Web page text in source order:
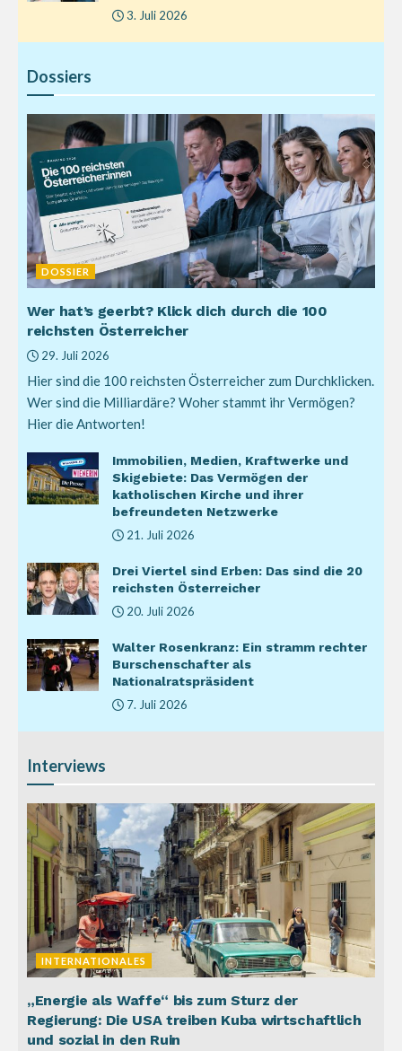
3. Juli 2026
Dossiers
DOSSIER
Wer hat’s geerbt? Klick dich durch die 100
reichsten Österreicher
29. Juli 2026
Hier sind die 100 reichsten Österreicher zum Durchklicken.
Wer sind die Milliardäre? Woher stammt ihr Vermögen?
Hier die Antworten!
Immobilien, Medien, Kraftwerke und
Skigebiete: Das Vermögen der
katholischen Kirche und ihrer
befreundeten Netzwerke
21. Juli 2026
Drei Viertel sind Erben: Das sind die 20
reichsten Österreicher
20. Juli 2026
Walter Rosenkranz: Ein stramm rechter
Burschenschafter als
Nationalratspräsident
7. Juli 2026
Interviews
INTERNATIONALES
„Energie als Waffe“ bis zum Sturz der
Regierung: Die USA treiben Kuba wirtschaftlich
und sozial in den Ruin